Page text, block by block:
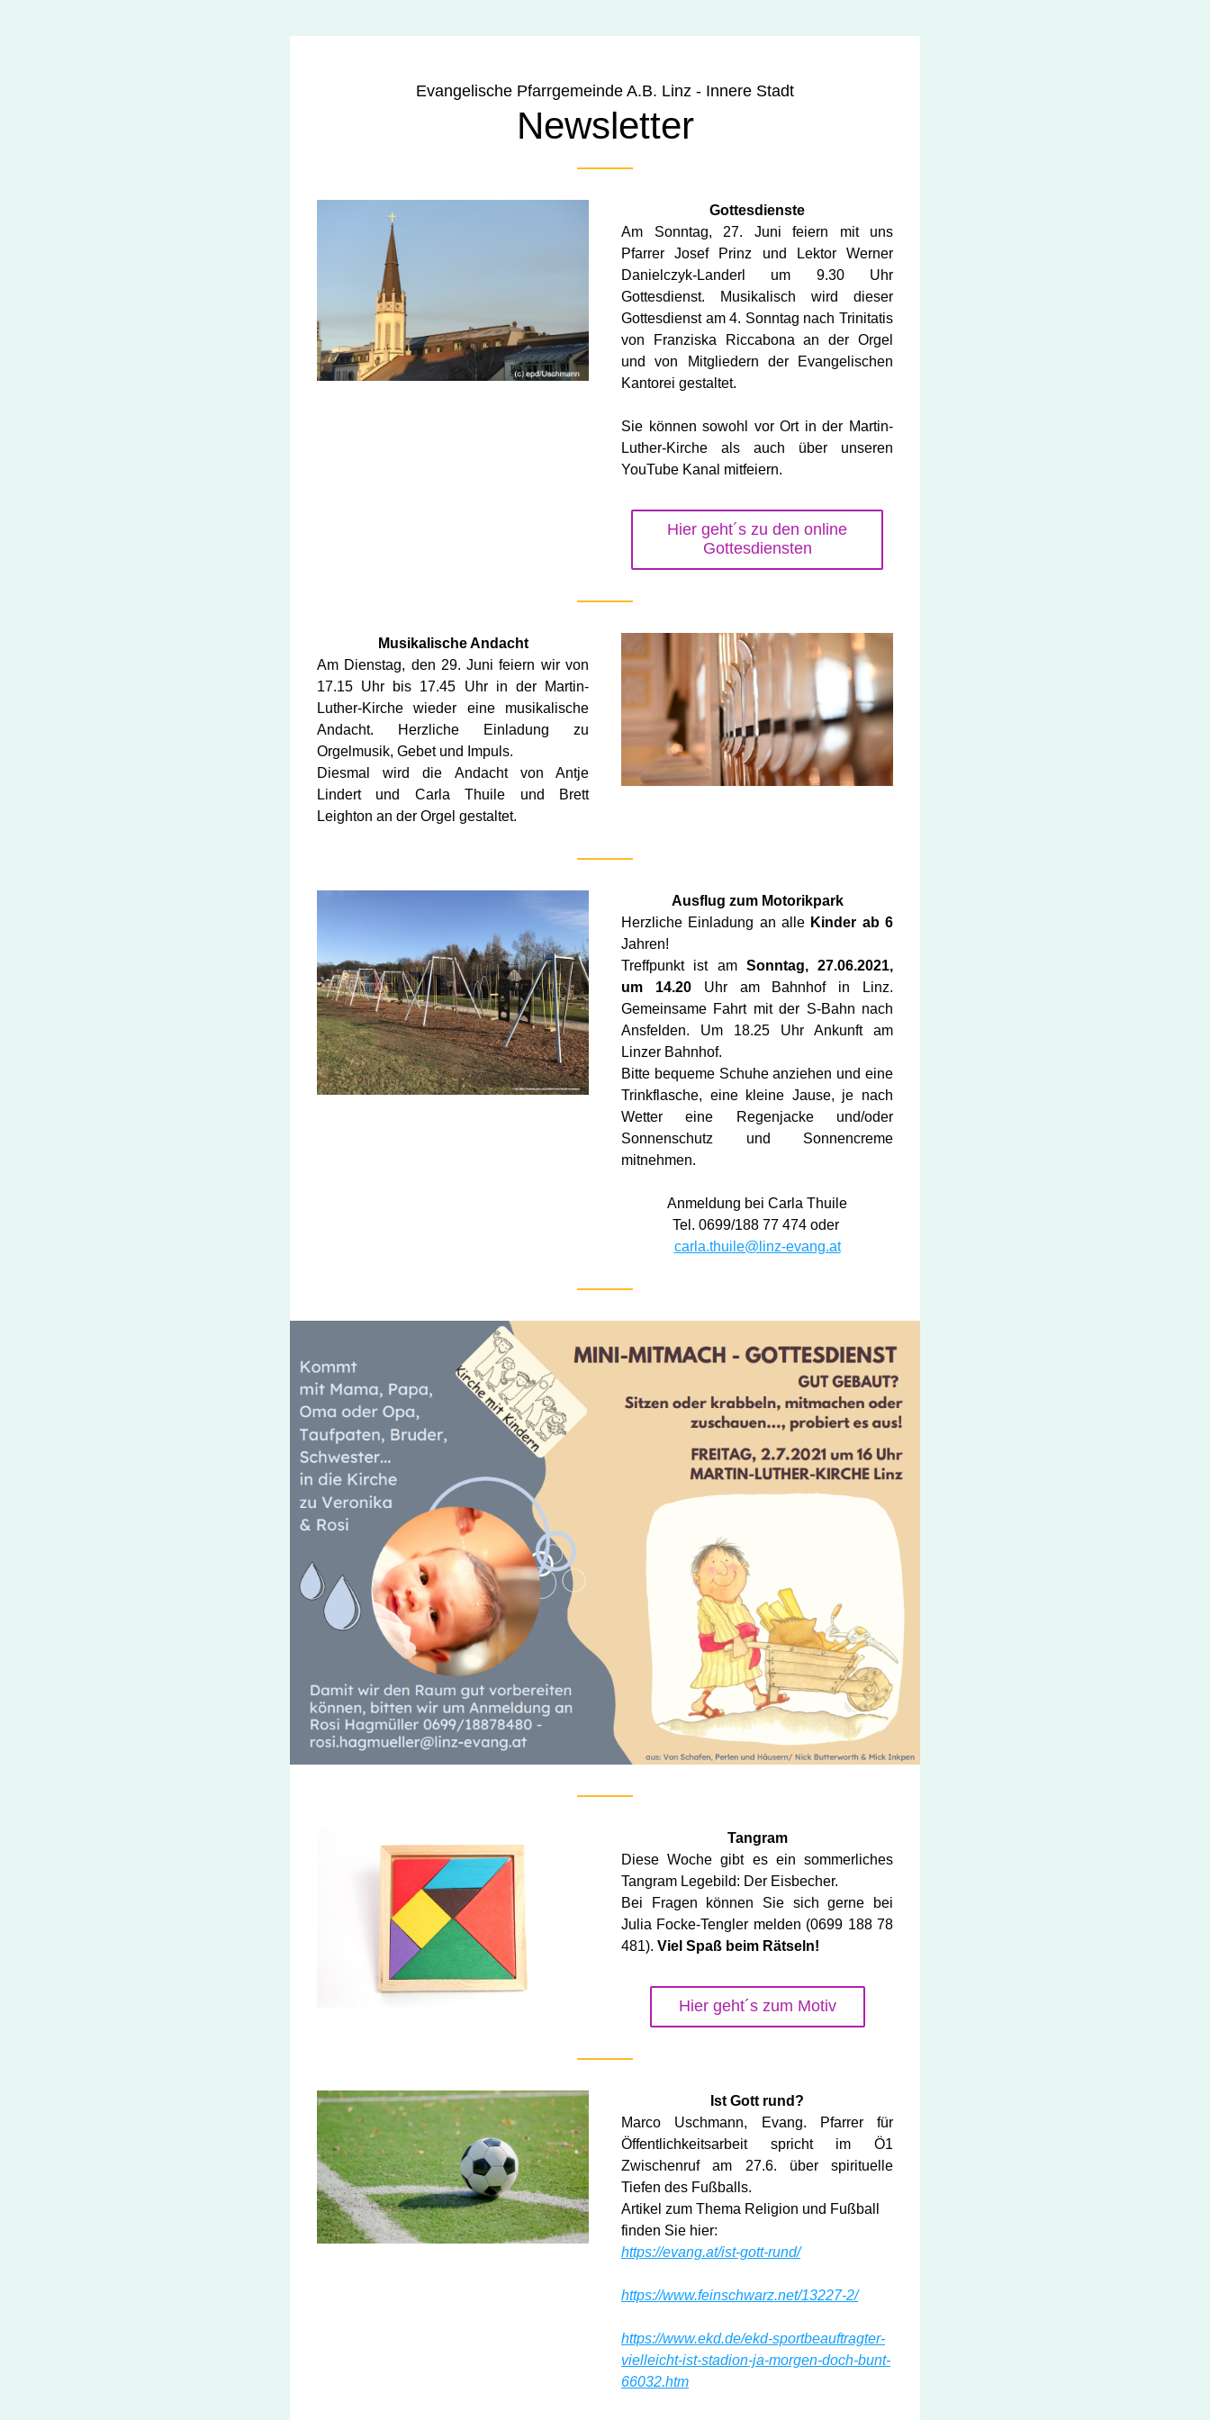
Evangelische Pfarrgemeinde A.B. Linz - Innere Stadt
Newsletter
Gottesdienste
Am Sonntag, 27. Juni feiern mit uns
Pfarrer Josef Prinz und Lektor Werner
Danielczyk-Landerl um 9.30 Uhr
Gottesdienst. Musikalisch wird dieser
Gottesdienst am 4. Sonntag nach Trinitatis
von Franziska Riccabona an der Orgel
und von Mitgliedern der Evangelischen
Kantorei gestaltet.
Sie können sowohl vor Ort in der Martin-
Luther-Kirche als auch über unseren
YouTube Kanal mitfeiern.
Hier geht´s zu den online
Gottesdiensten
Musikalische Andacht
Am Dienstag, den 29. Juni feiern wir von
17.15 Uhr bis 17.45 Uhr in der Martin-
Luther-Kirche wieder eine musikalische
Andacht. Herzliche Einladung zu
Orgelmusik, Gebet und Impuls.
Diesmal wird die Andacht von Antje
Lindert und Carla Thuile und Brett
Leighton an der Orgel gestaltet.
Ausflug zum Motorikpark​
Herzliche Einladung an alle
Jahren!
Treffpunkt ist am Sonntag, 27.06.2021,
um 14.20 Uhr am Bahnhof in Linz.
Gemeinsame Fahrt mit der S-Bahn nach
Ansfelden. Um 18.25 Uhr Ankunft am
Linzer Bahnhof.
Bitte bequeme Schuhe anziehen und eine
Trinkflasche, eine kleine Jause, je nach
Wetter eine Regenjacke und/oder
Sonnenschutz und Sonnencreme
mitnehmen.
Anmeldung bei Carla Thuile
Tel. 0699/188 77 474 oder
carla.thuile@linz-evang.at
Tangram
Diese Woche gibt es ein sommerliches
Tangram Legebild: Der Eisbecher.
Bei Fragen können Sie sich gerne bei
Julia Focke-Tengler melden (0699 188 78
481). Viel Spaß beim Rätseln!
Hier geht´s zum Motiv
Ist Gott rund?
Marco Uschmann, Evang. Pfarrer für
Öffentlichkeitsarbeit spricht im Ö1
Zwischenruf am 27.6. über spirituelle
Tiefen des Fußballs.
Artikel zum Thema Religion und Fußball
finden Sie hier:
https://evang.at/ist-gott-rund/
https://www.feinschwarz.net/13227-2/
https://www.ekd.de/ekd-sportbeauftragter-
vielleicht-ist-stadion-ja-morgen-doch-bunt-
66032.htm